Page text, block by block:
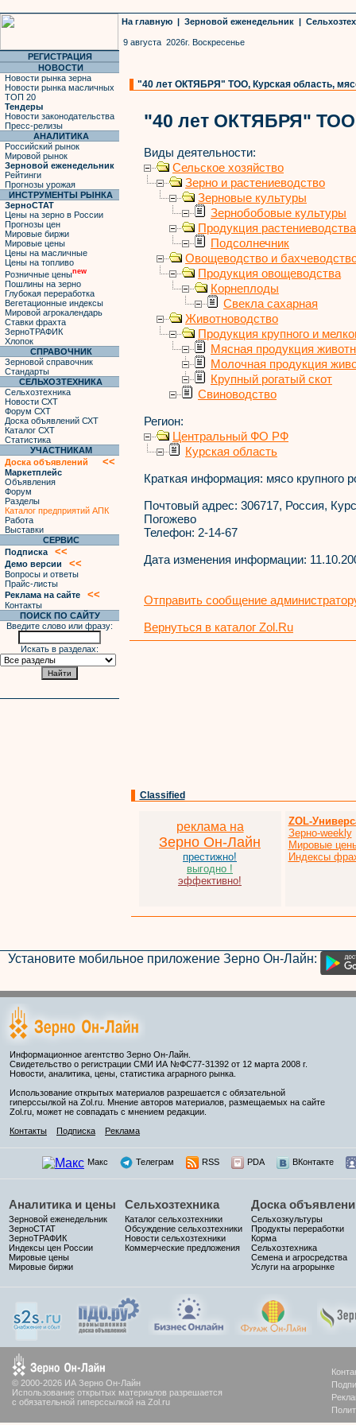
На главную | Зерновой еженедельник |
9 августа 2026г. Воскресенье
РЕГИСТРАЦИЯ
НОВОСТИ
Новости рынка зерна
Новости рынка масличных
ТОП 20
Тендеры
Новости законодательства
Пресс-релизы
АНАЛИТИКА
Российский рынок
Мировой рынок
Зерновой еженедельник
Рейтинги
Прогнозы урожая
ИНСТРУМЕНТЫ РЫНКА
ЗерноСТАТ
Цены на зерно в России
Прогнозы цен
Мировые биржи
Мировые цены
Цены на масличные
Цены на топливо
Розничные ценыnew
Пошлины на зерно
Глубокая переработка
Вегетационные индексы
Мировой агрокалендарь
Ставки фрахта
ЗерноТРАФИК
Хлопок
СПРАВОЧНИК
Зерновой справочник
Стандарты
СЕЛЬХОЗТЕХНИКА
Сельхозтехника
Новости СХТ
Форум СХТ
Доска объявлений СХТ
Каталог СХТ
Статистика
УЧАСТНИКАМ
Доска объявлений
<<
Маркетплейс
Объявления
Форум
Разделы
Каталог предприятий АПК
Работа
Выставки
СЕРВИС
Подписка
<<
Демо версии <<
Вопросы и ответы
Прайс-листы
Реклама на сайте
<<
Контакты
ПОИСК ПО САЙТУ
Введите слово или фразу:
Искать в разделах:
"40 лет ОКТЯБРЯ" ТОО, Курская область,
"40 лет ОКТЯБРЯ" ТОО
Виды деятельности:
Сельское хозяйство
Зерно и растениеводство
Зерновые культуры
Зернобобовые культуры
Продукция растениеводства
Подсолнечник
Овощеводство и
Продукция овощеводства
Корнеплоды
Свекла сахарная
Животноводство
Продукция крупного и
Мясная продукция
Молочная продукция
Крупный рогатый скот
Свиноводство
Регион:
Центральный ФО РФ
Курская область
Краткая информация: мясо крупного
Почтовый адрес: 306717, Россия,
Погожево
Телефон: 2-14-67
Дата изменения информации:
Отправить сообщение
Вернуться в каталог Zol.Ru
Classified
реклама на
Зерно Он-Лайн
престижно!
выгодно !
эффективно!
ZOL-
Зерно-weekly
Мировые
Индексы
Установите мобильное приложение Зерно Он-Лайн:
Информационное агентство Зерно Он-Лайн.
Свидетельство о регистрации СМИ ИА №ФС77-31392 от 12 марта 2008 г.
Новости, аналитика, цены, статистика аграрного рынка.
Использование открытых материалов разрешается с обязательной
гиперссылкой на Zol.ru. Мнение авторов материалов, размещаемых на сайте
Zol.ru, может не совпадать с мнением редакции.
Контакты
Подписка Реклама
Макс Телеграм RSS PDA ВКонтакте
Аналитика и цены
Зерновой еженедельник
ЗерноСТАТ
ЗерноТРАФИК
Индексы цен России
Мировые цены
Мировые биржи
Сельхозтехника
Каталог сельхозтехники
Обсуждение сельхозтехники
Новости сельхозтехники
Коммерческие предложения
Доска
Сельхозкультуры
Продукты переработки
Корма
Сельхозтехника
Семена и агросредства
Услуги на агрорынке
© 2000-2026 ИА Зерно Он-Лайн
Использование открытых материалов разрешается
с обязательной гиперссылкой на Zol.ru